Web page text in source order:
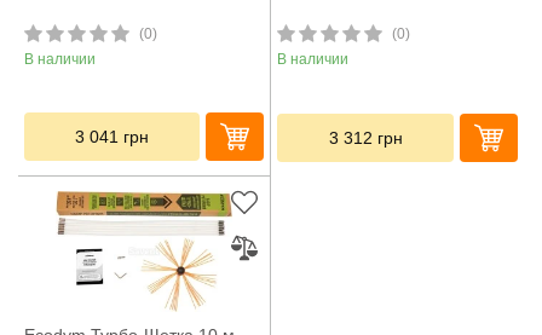
(0)
В наличии
3 041 грн
(0)
В наличии
3 312 грн